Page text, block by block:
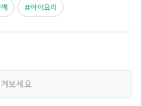
아이요리
보세요.